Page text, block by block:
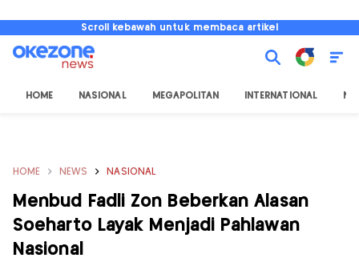
Scroll kebawah untuk membaca artikel
HOME NASIONAL MEGAPOLITAN INTERNATIONAL
HOME NEWS NASIONAL
Menbud Fadli Zon Beberkan Alasan
Soeharto Layak Menjadi Pahlawan
Nasional